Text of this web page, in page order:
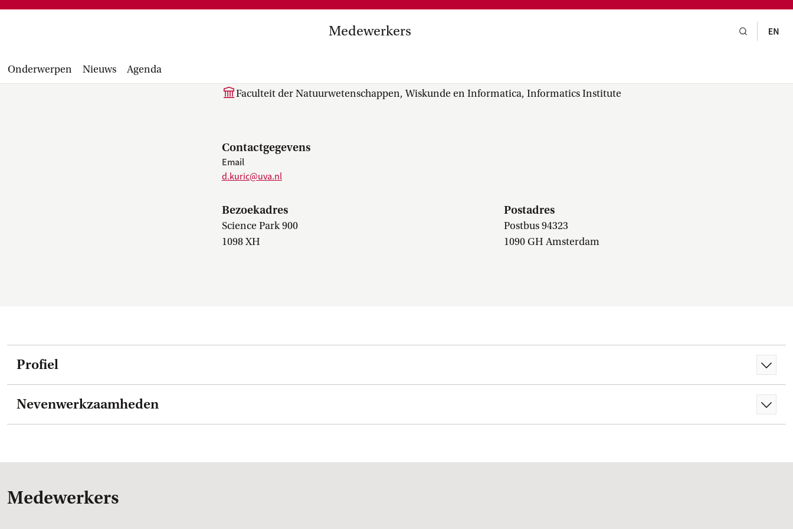
Medewerkers
Onderwerpen Nieuws Agenda
Financiële administratie, facturen,
projecten
Facultair strategisch plan, instellingsplan,
Wetsvoorstel Internationalisering in
Medezeggenschap, ondernemingsraad,
Faculteit der Natuurwetenschappen, Wiskunde en Informatica, Informatics Institute
Contactgegevens
Email
d.kuric@uva.nl
Bezoekadres
Science Park 900
1098 XH
Postadres
Postbus 94323
1090 GH Amsterdam
Profiel
Nevenwerkzaamheden
Medewerkers